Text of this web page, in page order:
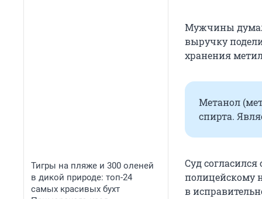
Тигры на пляже и 300 оленей
в дикой природе: топ-24
самых красивых бухт
Мужчины
выручку
хранения
Метанол
спирта.
Суд
полицейскому
в